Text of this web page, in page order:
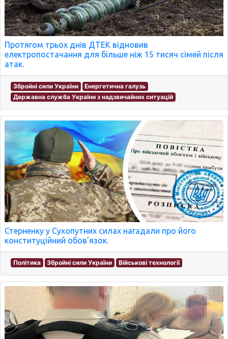
Протягом трьох днів ДТЕК відновив
електропостачання для більше ніж 15 тисяч сімей після
атак.
Збройні сили України
Енергетична галузь
Державна служба України з надзвичайних ситуацій
Стерненку у Сухопутних силах нагадали про його
конституційний обов'язок.
Політика Збройні сили України Військові технології